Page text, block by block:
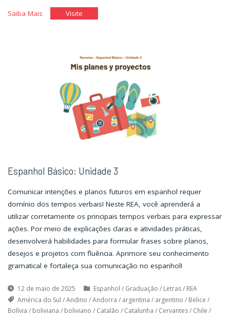
Saiba Mais"EspanholVisite"Espanhol
Espanhol Básico: Unidade 3
Comunicar intenções e planos futuros em espanhol requer
domínio dos tempos verbais! Neste REA, você aprenderá a
utilizar corretamente os principais tempos verbais para expressar
ações. Por meio de explicações claras e atividades práticas,
desenvolverá habilidades para formular frases sobre planos,
desejos e projetos com fluência. Aprimore seu conhecimento
gramatical e fortaleça sua comunicação no espanhol!
12 de maio de 2025 Espanhol / Graduação / Letras/ REA
América do Sul /Andino /Andorra / argentina / argentino / Belice /
Bolívia / boliviana / boliviano / Catalão / Catalunha / Cervantes/ Chile /